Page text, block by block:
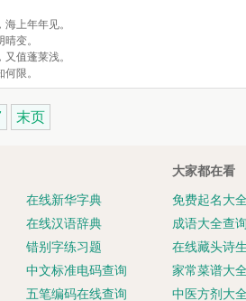
上年年见。
变。
值蓬莱浅。
限。
末页
在线新华字典
在线汉语辞典
错别字练习题
中文标准电码查询
五笔编码在线查询
大家都在看
免费起名大
成语大全查
在线藏头诗
家常菜谱大
中医方剂大